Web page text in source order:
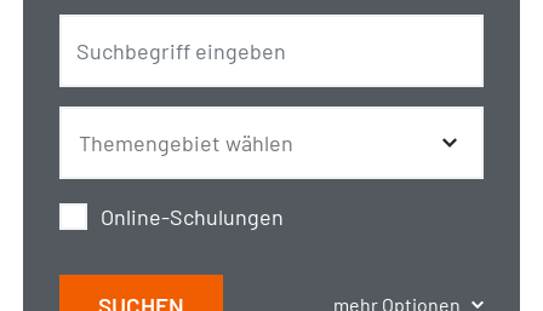
Online-Schulungen
SUCHEN mehr Optionen